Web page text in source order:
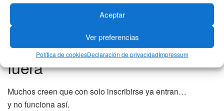
Aceptar
Ver preferencias
Política de cookiesDeclaración de privacidadImpressum
Sí… esa es justamente la ayuda
Lo que podría dejarte por
fuera
Muchos creen que con solo inscribirse ya entran…
y no funciona así.